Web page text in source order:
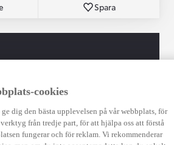
Spara
APPROVED
cookies
dig den bästa upplevelsen på vår webbplats, för
från tredje part, för att hjälpa oss att förstå
fungerar och för reklam. Vi rekommenderar